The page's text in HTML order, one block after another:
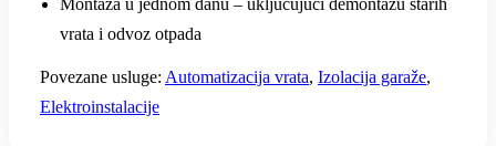
vrata i odvoz otpada
Povezane usluge: Automatizacija vrata, Izolacija garaže,
Elektroinstalacije